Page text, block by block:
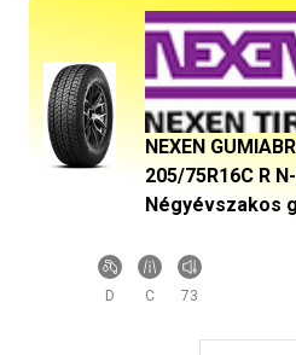
NEXEN
205/75R16C R
Négyévszakos
D C 73